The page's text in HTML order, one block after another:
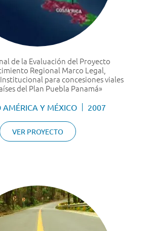
de la Evaluación del Proyecto
Regional Marco Legal,
para concesiones viales
del Plan Puebla Panamá»
AMÉRICA Y MÉXICO 2007
VER PROYECTO